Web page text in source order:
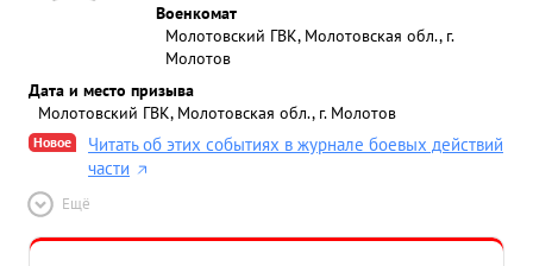
Военкомат
Молотовский ГВК, Молотовская обл., г.
Молотов
Дата и место призыва
Молотовский ГВК, Молотовская обл., г. Молотов
Новое
Читать об этих событиях в журнале боевых действий
части
Ещё